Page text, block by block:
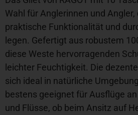
Wahl für Anglerinnen und
praktische Funktionalität und
legen. Gefertigt aus robustem
diese Weste hervorragenden
leichter Feuchtigkeit. Die
sich ideal in natürliche
bestens geeignet für Ausflüge
und Flüsse, ob beim Ansitz auf